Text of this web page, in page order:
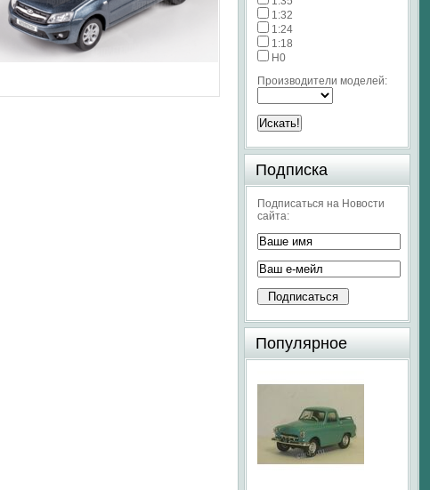
1:32
1:24
1:18
H0
Производители моделей:
Подписка
Подписаться на Новости
сайта:
Популярное